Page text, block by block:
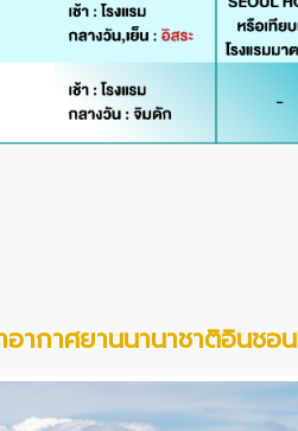
อากาศยานนานาชาติอินชอน